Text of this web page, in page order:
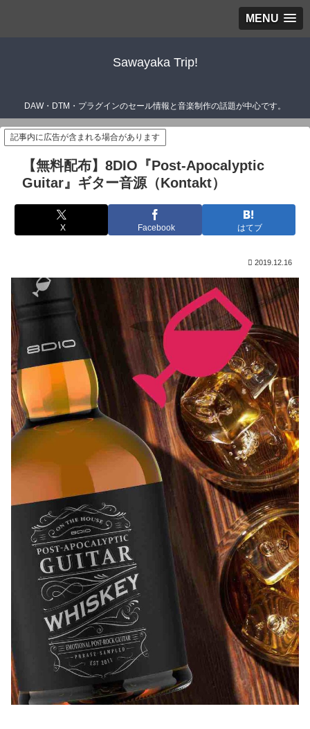
MENU
Sawayaka Trip!
DAW・DTM・プラグインのセール情報と音楽制作の話題が中心です。
記事内に広告が含まれる場合があります
【無料配布】8DIO『Post-Apocalyptic
Guitar』ギター音源（Kontakt）
X Facebook はてブ
2019.12.16